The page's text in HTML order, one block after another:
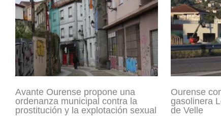
Avante Ourense propone una
ordenanza municipal contra la
prostitución y la explotación sexual
Ourense
gasolinera
de Velle